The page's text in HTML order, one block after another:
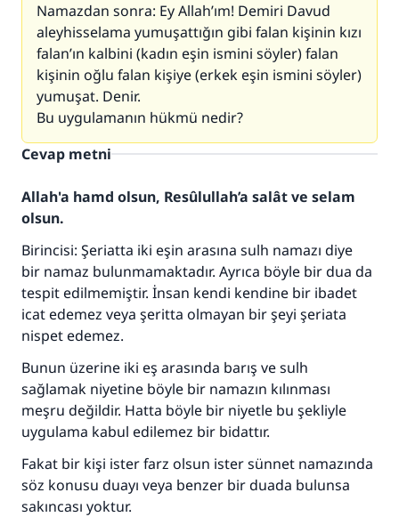
Namazdan sonra: Ey Allah’ım! Demiri Davud
aleyhisselama yumuşattığın gibi falan kişinin kızı
falan’ın kalbini (kadın eşin ismini söyler) falan
kişinin oğlu falan kişiye (erkek eşin ismini söyler)
yumuşat. Denir.
Bu uygulamanın hükmü nedir?
Cevap metni
Allah'a hamd olsun, Resûlullah’a salât ve selam
olsun.
Birincisi: Şeriatta iki eşin arasına sulh namazı diye
bir namaz bulunmamaktadır. Ayrıca böyle bir dua da
tespit edilmemiştir. İnsan kendi kendine bir ibadet
icat edemez veya şeritta olmayan bir şeyi şeriata
nispet edemez.
Bunun üzerine iki eş arasında barış ve sulh
sağlamak niyetine böyle bir namazın kılınması
meşru değildir. Hatta böyle bir niyetle bu şekliyle
uygulama kabul edilemez bir bidattır.
Fakat bir kişi ister farz olsun ister sünnet namazında
söz konusu duayı veya benzer bir duada bulunsa
sakıncası yoktur.